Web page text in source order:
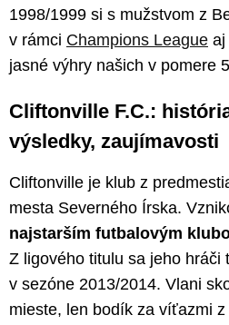
1998/1999 si s mužstvom z
v rámci Champions League aj
jasné výhry našich v pomere
Cliftonville F.C.:
výsledky, zaujímavosti
Cliftonville je klub z
mesta Severného Írska.
najstarším futbalovým
Z ligového titulu sa jeho hráči
v sezóne 2013/2014. Vlani
mieste, len bodík za víťazmi